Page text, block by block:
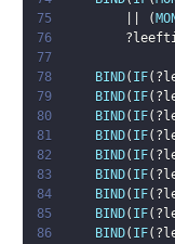
75
(
76
77
78
BIND( IF(
79
BIND( IF(
80
BIND( IF(
81
BIND( IF(
82
BIND( IF(
83
BIND( IF(
84
BIND( IF(
85
BIND( IF(
86
BIND( IF(